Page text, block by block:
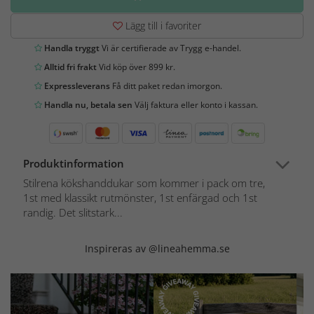
Lägg till i favoriter
Handla tryggtVi är certifierade av Trygg e-handel.
Alltid fri fraktVid köp över 899 kr.
Expressleverans Få ditt paket redan imorgon.
Handla nu, betala sen Välj faktura eller konto i kassan.
Produktinformation
Stilrena kökshanddukar som kommer i pack om tre,
1st med klassikt rutmönster, 1st enfärgad och 1st
randig. Det slitstark...
Inspireras av @lineahemma.se